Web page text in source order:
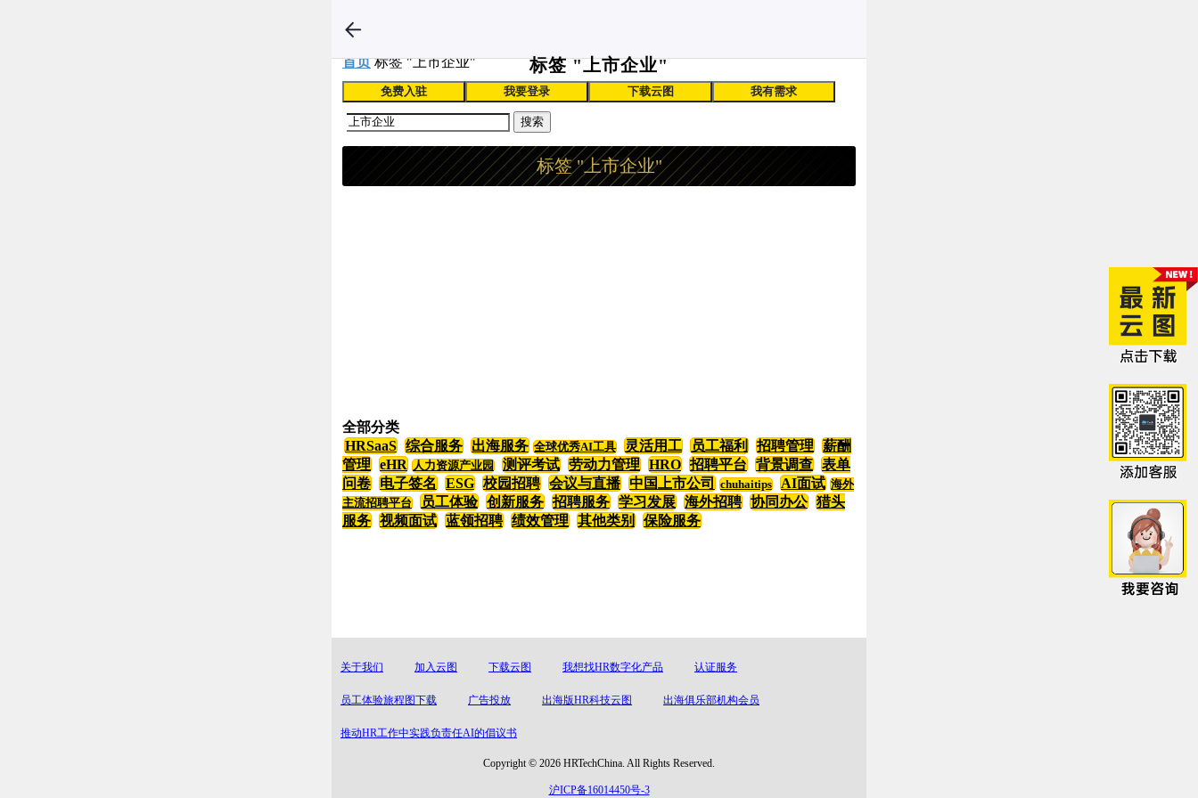
标签 "上市企业"
首页 标签 "上市企业"
免费入驻 我要登录 下载云图 我有需求
搜索
标签 "上市企业"
全部分类
HRSaaS 综合服务 出海服务 全球优秀AI工具 灵活用工 员工福利 招聘管理 薪酬
管理
eHR 人力资源产业园 测评考试 劳动力管理 HRO 招聘平台 背景调查 表单
问卷
电子签名 ESG 校园招聘 会议与直播 中国上市公司 chuhaitips AI面试 海外
主流招聘平台
员工体验 创新服务 招聘服务 学习发展 海外招聘 协同办公 猎头
服务 视频面试 蓝领招聘 绩效管理 其他类别 保险服务
关于我们 加入云图 下载云图 我想找HR数字化产品 认证服务
员工体验旅程图下载 广告投放 出海版HR科技云图 出海俱乐部机构会员
推动HR工作中实践负责任AI的倡议书
Copyright © 2026 HRTechChina. All Rights Reserved.
沪ICP备16014450号-3